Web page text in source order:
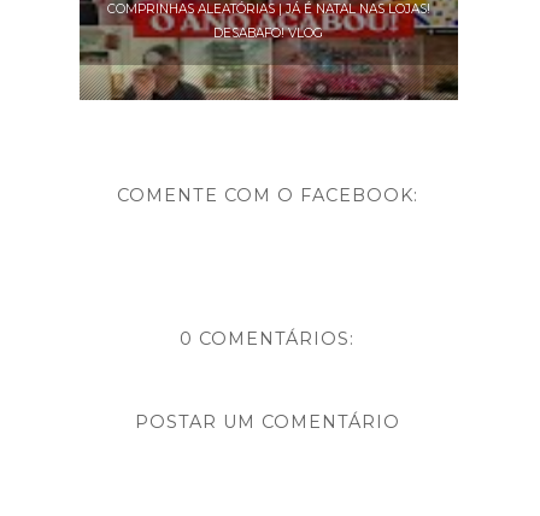
COMPRINHAS ALEATÓRIAS | JÁ É NATAL NAS LOJAS!
DESABAFO! VLOG
COMENTE COM O FACEBOOK:
0 COMENTÁRIOS:
POSTAR UM COMENTÁRIO